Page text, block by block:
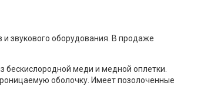
звукового оборудования. В продаже
бескислородной меди и медной оплетки.
оболочку. Имеет позолоченные